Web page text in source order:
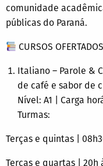
comunidade
públicas do Paraná.
CURSOS OFERTADOS
Italiano – Parole &
de café e sabor de
Nível: A1 | Carga
Turmas:
Terças e quintas |
Terças e quartas | 20h